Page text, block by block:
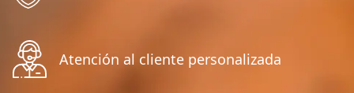
Atención al cliente personalizada